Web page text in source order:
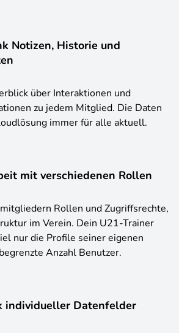
Notizen, Historie und
über Interaktionen und
zu jedem Mitglied. Die Daten
immer für alle aktuell.
mit verschiedenen Rollen
Rollen und Zugriffsrechte,
im Verein. Dein U21-Trainer
nur die Profile seiner eigenen
Anzahl Benutzer.
individueller Datenfelder